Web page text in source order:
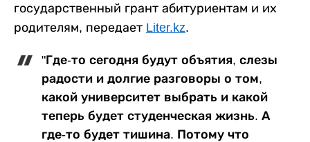
государственный грант абитуриентам и их
родителям, передает Liter.kz.
"Где-то сегодня будут объятия, слезы
радости и долгие разговоры о том,
какой университет выбрать и какой
теперь будет студенческая жизнь. А
где-то будет тишина. Потому что